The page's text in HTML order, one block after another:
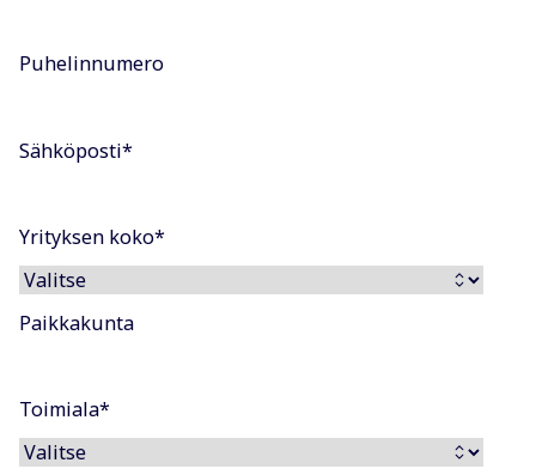
Puhelinnumero
Sähköposti*
Yrityksen koko*
Paikkakunta
Toimiala*